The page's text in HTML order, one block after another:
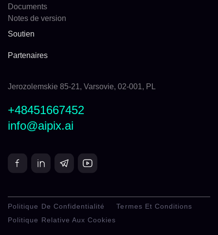
Documents
Notes de version
Soutien
Partenaires
Jerozolemskie 85-21, Varsovie, 02-001, PL
+48451667452
info@aipix.ai
Politique De Confidentialité
Termes Et Conditions
Politique Relative Aux Cookies